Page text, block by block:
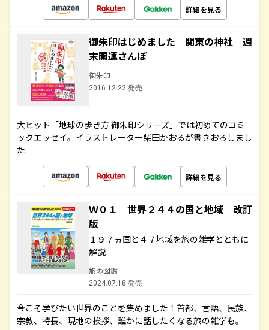
詳細を見る
御朱印はじめました 関東の神社 週
末開運さんぽ
御朱印
2016.12.22 発売
大ヒット「地球の歩き方 御朱印シリーズ」では初めてのコミ
ックエッセイ。イラストレーター柴田かおるが書きおろしまし
た
詳細を見る
Ｗ０１ 世界２４４の国と地域 改訂
版
１９７ヵ国と４７地域を旅の雑学とともに
解説
旅の図鑑
2024.07.18 発売
今こそ学びたい世界のことを集めました！首都、言語、民族、
宗教、特長、現地の挨拶、誰かに話したくなる旅の雑学も。